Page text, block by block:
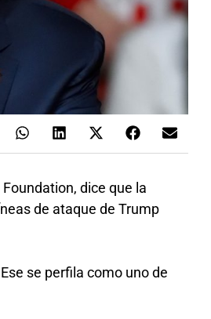
dice que la
de ataque de Trump
se perfila como uno de